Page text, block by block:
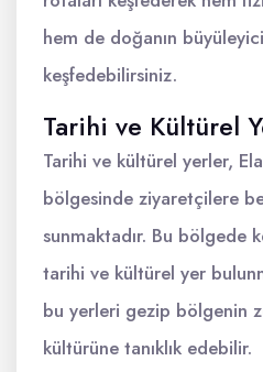
hem de doğanın
keşfedebilirsiniz.
Tarihi ve Kültürel
Tarihi ve kültürel yerler,
bölgesinde ziyaretçilere
sunmaktadır. Bu bölgede
tarihi ve kültürel yer
bu yerleri gezip bölgenin
kültürüne tanıklık edebilir.